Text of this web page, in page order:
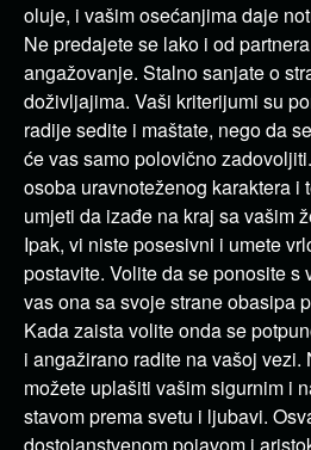
oluje, i vašim osećanjima daje
Ne predajete se lako i od
angažovanje. Stalno sanjate o
doživljajima. Vaši kriterijumi su
radije sedite i maštate, nego da
će vas samo polovično
osoba uravnoteženog karaktera i
umjeti da izađe na kraj sa vašim
Ipak, vi niste posesivni i umete
postavite. Volite da se ponosite s
vas ona sa svoje strane obasipa
Kada zaista volite onda se
i angažirano radite na vašoj
možete uplašiti vašim sigurnim i
stavom prema svetu i ljubavi.